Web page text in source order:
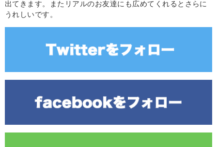
出てきます。またリアルのお友達にも広めてくれるとさらに
うれしいです。